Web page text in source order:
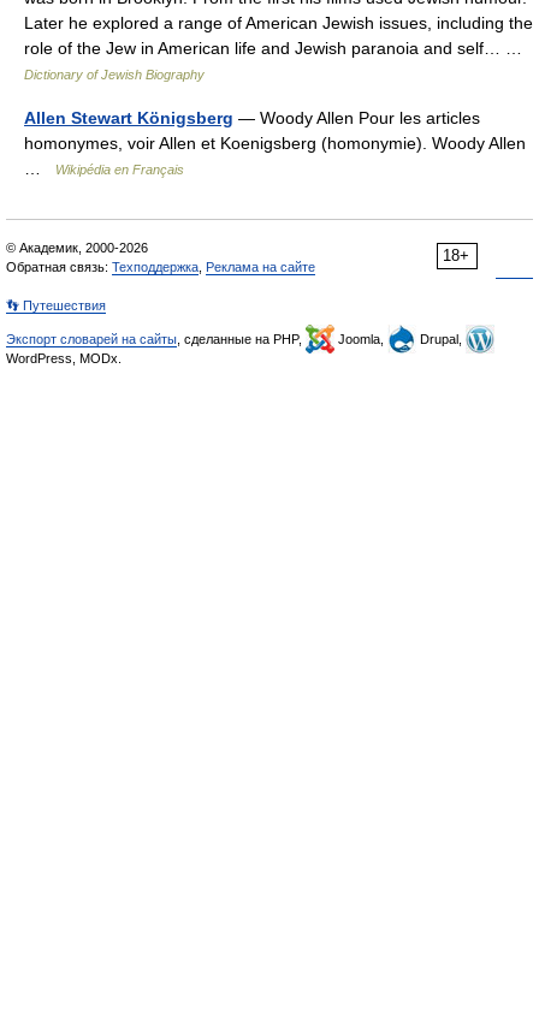
Later he explored a range of American Jewish issues, including the
role of the Jew in American life and Jewish paranoia and self… …
Dictionary of Jewish Biography
Allen Stewart Königsberg — Woody Allen Pour les articles
homonymes, voir Allen et Koenigsberg (homonymie). Woody Allen
Wikipédia en Français
18+
© Академик, 2000-2026
Обратная связь: Техподдержка Реклама на сайте
👣 Путешествия
Экспорт словарей на сайты , сделанные на PHP, Joomla,
Drupal,
WordPress, MODx.